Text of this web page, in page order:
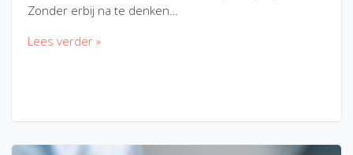
Zonder erbij na te denken…
Lees verder »